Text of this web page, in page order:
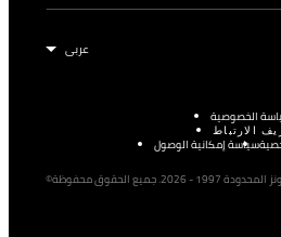
الخصوصية
الارتباط
سياسة إمكانية الوصول